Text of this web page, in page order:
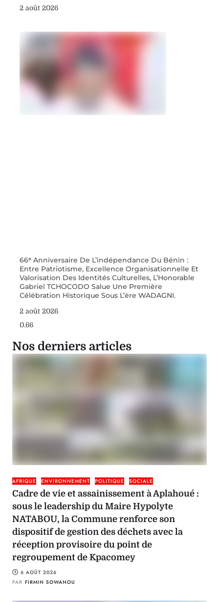
2 août 2026
66ᵉ Anniversaire De L’indépendance Du Bénin :
Entre Patriotisme, Excellence Organisationnelle Et
Valorisation Des Identités Culturelles, L’Honorable
Gabriel TCHOCODO Salue Une Première
Célébration Historique Sous L’ère WADAGNI.
2 août 2026
Nos derniers articles
AFRIQUE ENVIRONNEMENT POLITIQUE SOCIALE
Cadre de vie et assainissement à Aplahoué :
sous le leadership du Maire Hypolyte
NATABOU, la Commune renforce son
dispositif de gestion des déchets avec la
réception provisoire du point de
regroupement de Kpacomey
6 AOÛT 2026
PAR FIRMIN SOWANOU